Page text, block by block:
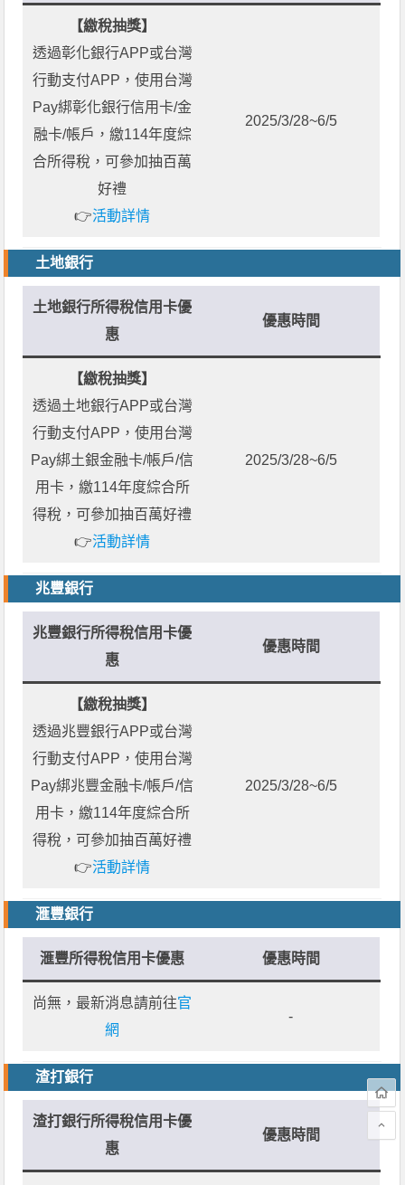
【繳稅抽獎】
透過彰化銀行APP或台灣
行動支付APP，使用台灣
Pay綁彰化銀行信用卡/金
融卡/帳戶，繳114年度綜
合所得稅，可參加抽百萬
好禮
👉活動詳情
2025/3/28~6/5
土地銀行
土地銀行所得稅信用卡優
惠
優惠時間
【繳稅抽獎】
透過土地銀行APP或台灣
行動支付APP，使用台灣
Pay綁土銀金融卡/帳戶/信
用卡，繳114年度綜合所
得稅，可參加抽百萬好禮
👉活動詳情
2025/3/28~6/5
兆豐銀行
兆豐銀行所得稅信用卡優
惠
優惠時間
【繳稅抽獎】
透過兆豐銀行APP或台灣
行動支付APP，使用台灣
Pay綁兆豐金融卡/帳戶/信
用卡，繳114年度綜合所
得稅，可參加抽百萬好禮
👉活動詳情
2025/3/28~6/5
滙豐銀行
滙豐所得稅信用卡優惠 優惠時間
尚無，最新消息請前往官
網
-
渣打銀行
渣打銀行所得稅信用卡優
惠
優惠時間